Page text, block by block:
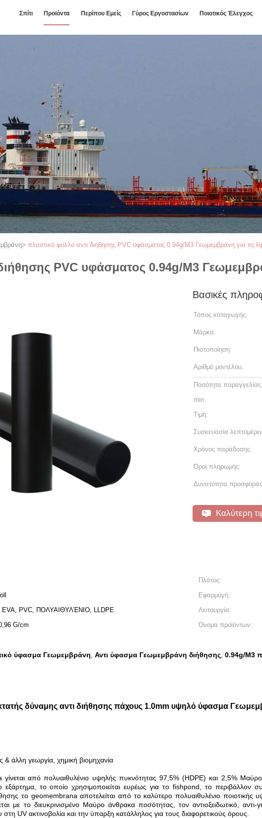
Σπίτι Προϊόντα Περίπου Εμείς Γύρος Εργοστασίων Ποιοτικός Έλεγχος
> πλαστικό φύλλο αντι διήθησης PVC υφάσματος 0.94g/M3 Γεωμεμβράνη για τη
PVC υφάσματος 0.94g/M3
Βασικές
Τόπος καταγωγής:
Μάρκα:
Πιστοποίηση:
Αριθμό μοντέλου:
Ποσότητα παραγγελίας
min:
Τιμή:
Συσκευασία
Χρόνος παράδοσης:
Όροι πληρωμής:
Δυνατότητα
Καλύτερη
Πλάτος:
Εφαρμογή:
EVA, PVC, ΠΟΛΥΑΙΘΥΛΈΝΙΟ, LLDPE Λειτουργία:
G/cm Όνομα προϊόντων:
ύφασμα Γεωμεμβράνη, Αντι ύφασμα Γεωμεμβράνη διήθησης, 0.94g/M3
δύναμης αντι διήθησης πάχους 1.0mm υψηλό ύφασμα
& άλλη γεωργία, χημική βιομηχανία
από πολυαιθυλένιο υψηλής πυκνότητας 97,5% (HDPE) και 2,5%
εξάρτημα, το οποίο χρησιμοποιείται ευρέως για το fishpond, το
το geomembrana αποτελείται από το καλύτερο πολυαιθυλένιο
με το διευκρινισμένο Μαύρο άνθρακα ποσότητας, τον αντιοξειδωτικό,
UV ακτινοβολία και την ύπαρξη κατάλληλος για τους διαφορετικούς όρους.